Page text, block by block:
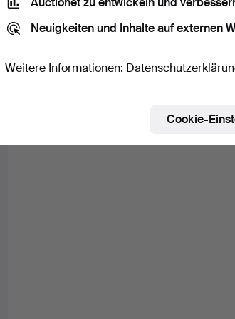
Neuigkeiten und Inhalte auf externen
Weitere Informationen:
Cookie-